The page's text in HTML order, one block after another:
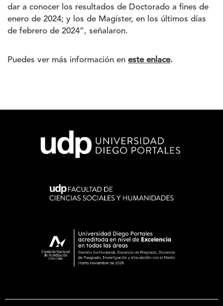
dar a conocer los resultados de Doctorado a fines de
enero de 2024; y los de Magíster, en los últimos días
de febrero de 2024”, señalaron.
Puedes ver más información en este enlace.